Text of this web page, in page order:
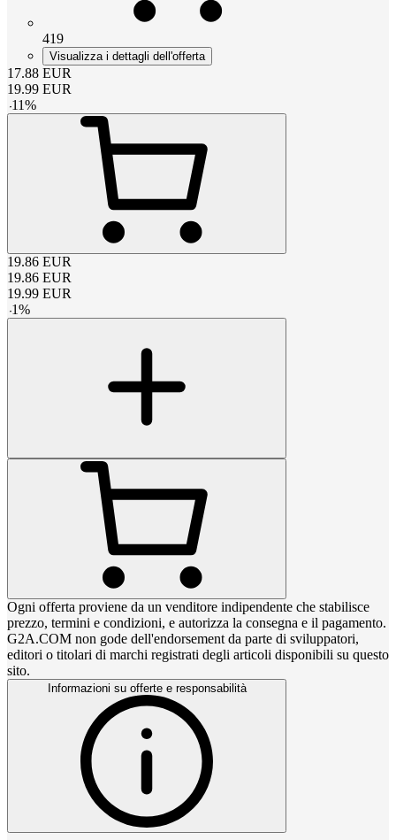
419
Visualizza i dettagli dell'offerta
17.88 EUR
19.99 EUR
-11%
19.86 EUR
19.86 EUR
19.99 EUR
-1%
Ogni offerta proviene da un venditore indipendente che stabilisce
prezzo, termini e condizioni, e autorizza la consegna e il pagamento.
G2A.COM non gode dell'endorsement da parte di sviluppatori,
editori o titolari di marchi registrati degli articoli disponibili su questo
sito.
Informazioni su offerte e responsabilità